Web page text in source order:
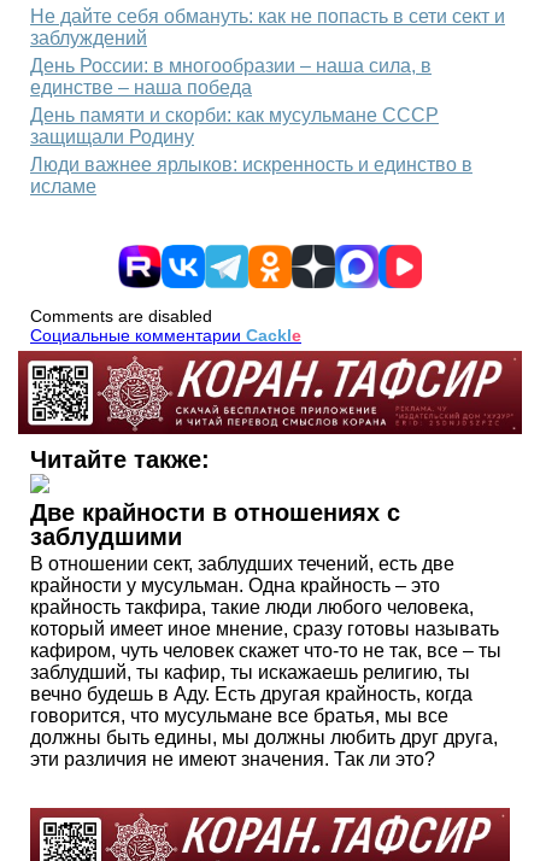
Не дайте себя обмануть: как не попасть в сети сект и
заблуждений
День России: в многообразии – наша сила, в
единстве – наша победа
День памяти и скорби: как мусульмане СССР
защищали Родину
Люди важнее ярлыков: искренность и единство в
исламе
Comments are disabled
Социальные комментарии Cackle
Читайте также:
Две крайности в отношениях с
заблудшими
В отношении сект, заблудших течений, есть две
крайности у мусульман. Одна крайность – это
крайность такфира, такие люди любого человека,
который имеет иное мнение, сразу готовы называть
кафиром, чуть человек скажет что-то не так, все – ты
заблудший, ты кафир, ты искажаешь религию, ты
вечно будешь в Аду. Есть другая крайность, когда
говорится, что мусульмане все братья, мы все
должны быть едины, мы должны любить друг друга,
эти различия не имеют значения. Так ли это?